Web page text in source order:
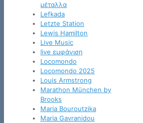
μέταλλα
Lefkada
Letzte Station
Lewis Hamilton
Live Music
live εμφάνιση
Locomondo
Locomondo 2025
Louis Armstrong
Marathon München by
Brooks
Maria Bouroutzika
Maria Gavranidou